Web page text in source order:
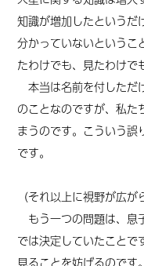
知識が増加したというだ
分かっていないというこ
たわけでも、見たわけで
本当は名前を付しただ
のことなのですが、私た
まうのです。こういう誤
です。
（それ以上に視野が広が
もう一つの問題は、息
では決定していたことで
見ることを妨げるので